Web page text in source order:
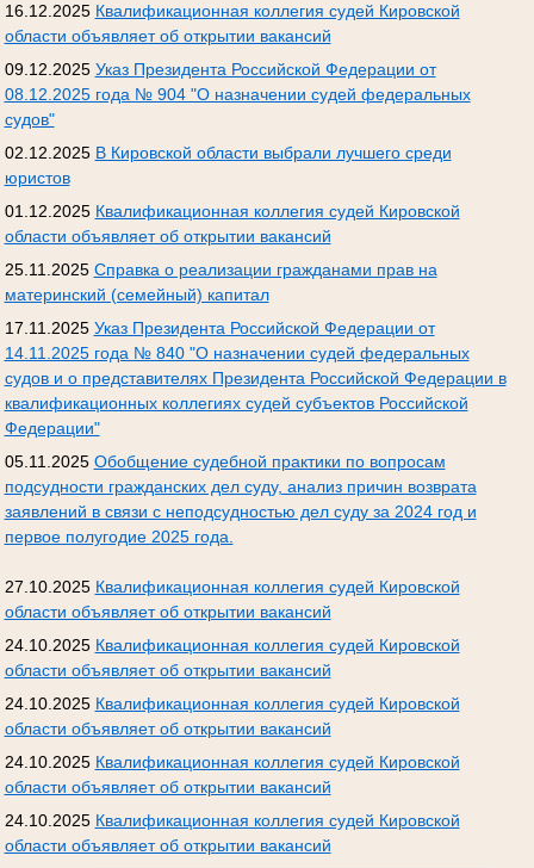
16.12.2025 Квалификационная коллегия судей Кировской
области объявляет об открытии вакансий
09.12.2025 Указ Президента Российской Федерации от
08.12.2025 года № 904 "О назначении судей федеральных
судов"
02.12.2025 В Кировской области выбрали лучшего среди
юристов
01.12.2025 Квалификационная коллегия судей Кировской
области объявляет об открытии вакансий
25.11.2025 Справка о реализации гражданами прав на
материнский (семейный) капитал
17.11.2025 Указ Президента Российской Федерации от
14.11.2025 года № 840 "О назначении судей федеральных
судов и о представителях Президента Российской Федерации в
квалификационных коллегиях судей субъектов Российской
Федерации"
05.11.2025 Обобщение судебной практики по вопросам
подсудности гражданских дел суду, анализ причин возврата
заявлений в связи с неподсудностью дел суду за 2024 год и
первое полугодие 2025 года.
27.10.2025 Квалификационная коллегия судей Кировской
области объявляет об открытии вакансий
24.10.2025 Квалификационная коллегия судей Кировской
области объявляет об открытии вакансий
24.10.2025 Квалификационная коллегия судей Кировской
области объявляет об открытии вакансий
24.10.2025 Квалификационная коллегия судей Кировской
области объявляет об открытии вакансий
24.10.2025 Квалификационная коллегия судей Кировской
области объявляет об открытии вакансий